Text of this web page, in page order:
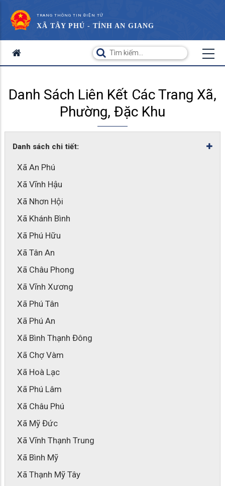
TRANG THÔNG TIN ĐIỆN TỬ
XÃ TÂY PHÚ - TỈNH AN GIANG
Danh Sách Liên Kết Các Trang Xã,
Phường, Đặc Khu
Danh sách chi tiết:
Xã An Phú
Xã Vĩnh Hậu
Xã Nhơn Hội
Xã Khánh Bình
Xã Phú Hữu
Xã Tân An
Xã Châu Phong
Xã Vĩnh Xương
Xã Phú Tân
Xã Phú An
Xã Bình Thạnh Đông
Xã Chợ Vàm
Xã Hoà Lạc
Xã Phú Lâm
Xã Châu Phú
Xã Mỹ Đức
Xã Vĩnh Thạnh Trung
Xã Bình Mỹ
Xã Thạnh Mỹ Tây